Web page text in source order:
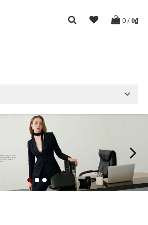
0 / 0₫